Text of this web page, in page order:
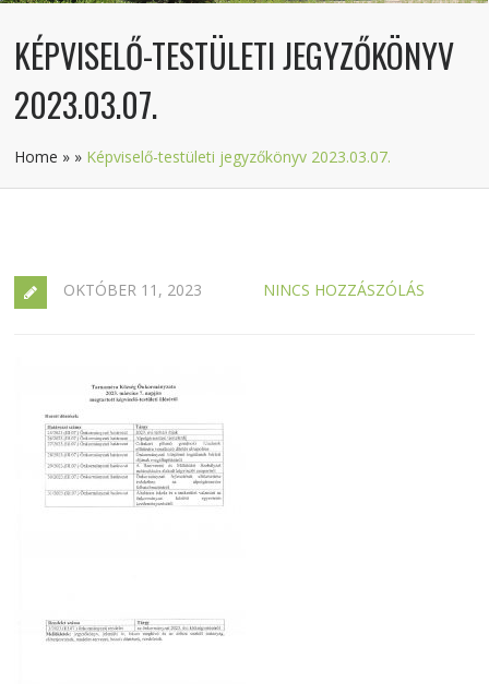
KÉPVISELŐ-TESTÜLETI JEGYZŐKÖNYV
2023.03.07.
Home » » Képviselő-testületi jegyzőkönyv 2023.03.07.
OKTÓBER 11, 2023 NINCS HOZZÁSZÓLÁS